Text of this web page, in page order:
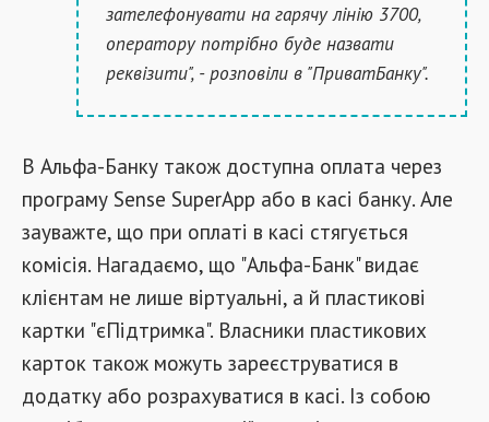
зателефонувати на гарячу лінію 3700,
оператору потрібно буде назвати
реквізити", - розповіли в "ПриватБанку".
В Альфа-Банку також доступна оплата через
програму Sense SuperApp або в касі банку. Але
зауважте, що при оплаті в касі стягується
комісія. Нагадаємо, що "Альфа-Банк" видає
клієнтам не лише віртуальні, а й пластикові
картки "єПідтримка". Власники пластикових
карток також можуть зареєструватися в
додатку або розрахуватися в касі. Із собою